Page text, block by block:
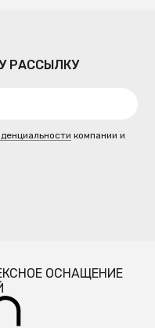
РАССЫЛКУ
компании и
ОСНАЩЕНИЕ